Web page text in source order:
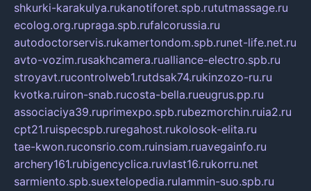
shkurki-karakulya.rukanotiforet.spb.rututmassage.ru
ecolog.org.rupraga.spb.rufalcorussia.ru
autodoctorservis.rukamertondom.spb.runet-life.net.ru
avto-vozim.rusakhcamera.rualliance-electro.spb.ru
stroyavt.rucontrolweb1.rutdsak74.rukinzozo-ru.ru
kvotka.ruiron-snab.rucosta-bella.rueugrus.pp.ru
associaciya39.ruprimexpo.spb.rubezmorchin.ruia2.ru
cpt21.ruispecspb.ruregahost.rukolosok-elita.ru
tae-kwon.ruconsrio.com.ruinsiam.ruavegainfo.ru
archery161.rubigencyclica.ruvlast16.rukorru.net
sarmiento.spb.suextelopedia.rulammin-suo.spb.ru